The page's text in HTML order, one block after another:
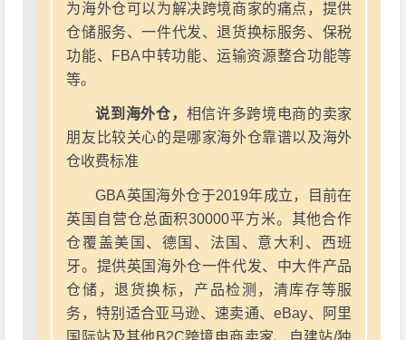
为海外仓可以为解决跨境商家的痛点，提供
仓储服务、一件代发、退货换标服务、保税
功能、FBA中转功能、运输资源整合功能等
等。
说到海外仓， 相信许多跨境电商的卖家
朋友比较关心的是哪家海外仓靠谱以及海外
仓收费标准
GBA英国海外仓于2019年成立，目前在
英国自营仓总面积30000平方米。其他合作
仓覆盖美国、德国、法国、意大利、西班
牙。提供英国海外仓一件代发、中大件产品
仓储，退货换标，产品检测，清库存等服
务，特别适合亚马逊、速卖通、eBay、阿里
国际站及其他B2C跨境电商卖家、自建站/独